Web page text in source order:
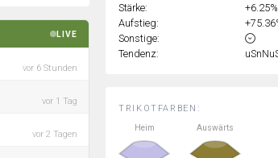
LIVE
vor 6 Stunden
vor 1 Tag
vor 2 Tagen
TRIKOTFARBEN:
Heim
Auswärts
Stärke:
+6.25%
Aufstieg:
Sonstige:
Tendenz: